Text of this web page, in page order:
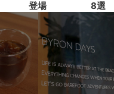
登場
8選